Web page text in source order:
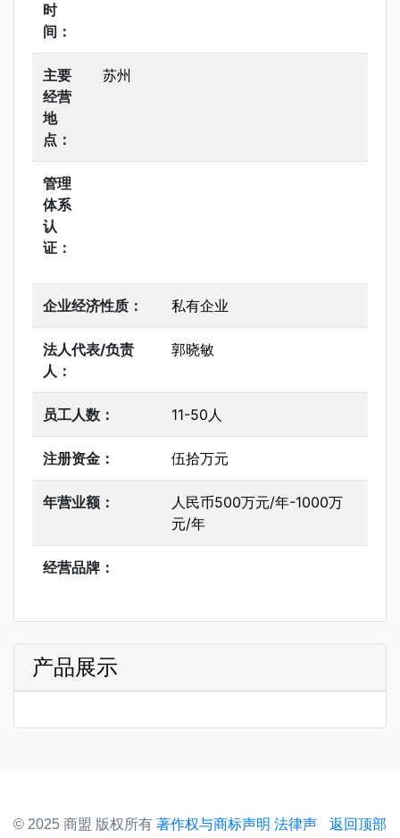
时
间：
主要
经营
地
点：
苏州
管理
体系
认
证：
企业经济性质： 私有企业
法人代表/负责
人：
郭晓敏
员工人数： 11-50人
注册资金： 伍拾万元
年营业额：
人民币500万元/年-1000万
元/年
经营品牌：
产品展示
返回顶部
© 2025 商盟 版权所有 著作权与商标声明 法律声